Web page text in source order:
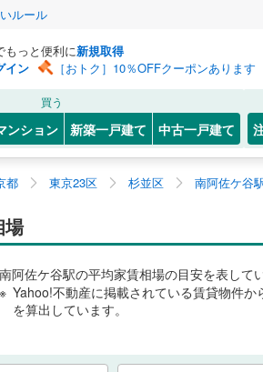
ルール
もっと便利に新規取得
イン
［おトク］10％OFFクーポンあります
買う
ンション 新築一戸建て 中古一戸建て
都 東京23区 杉並区 南阿佐ケ谷
場
南阿佐ケ谷駅の平均家賃相場の目安を表してい
Yahoo!不動産に掲載されている賃貸物件
を算出しています。